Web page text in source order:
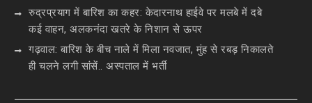
रुद्रप्रयाग में बारिश का कहर: केदारनाथ हाईवे पर मलबे में दबे
कई वाहन, अलकनंदा खतरे के निशान से ऊपर
गढ़वाल: बारिश के बीच नाले में मिला नवजात, मुंह से रबड़ निकालते
ही चलने लगी सांसें.. अस्पताल में भर्ती